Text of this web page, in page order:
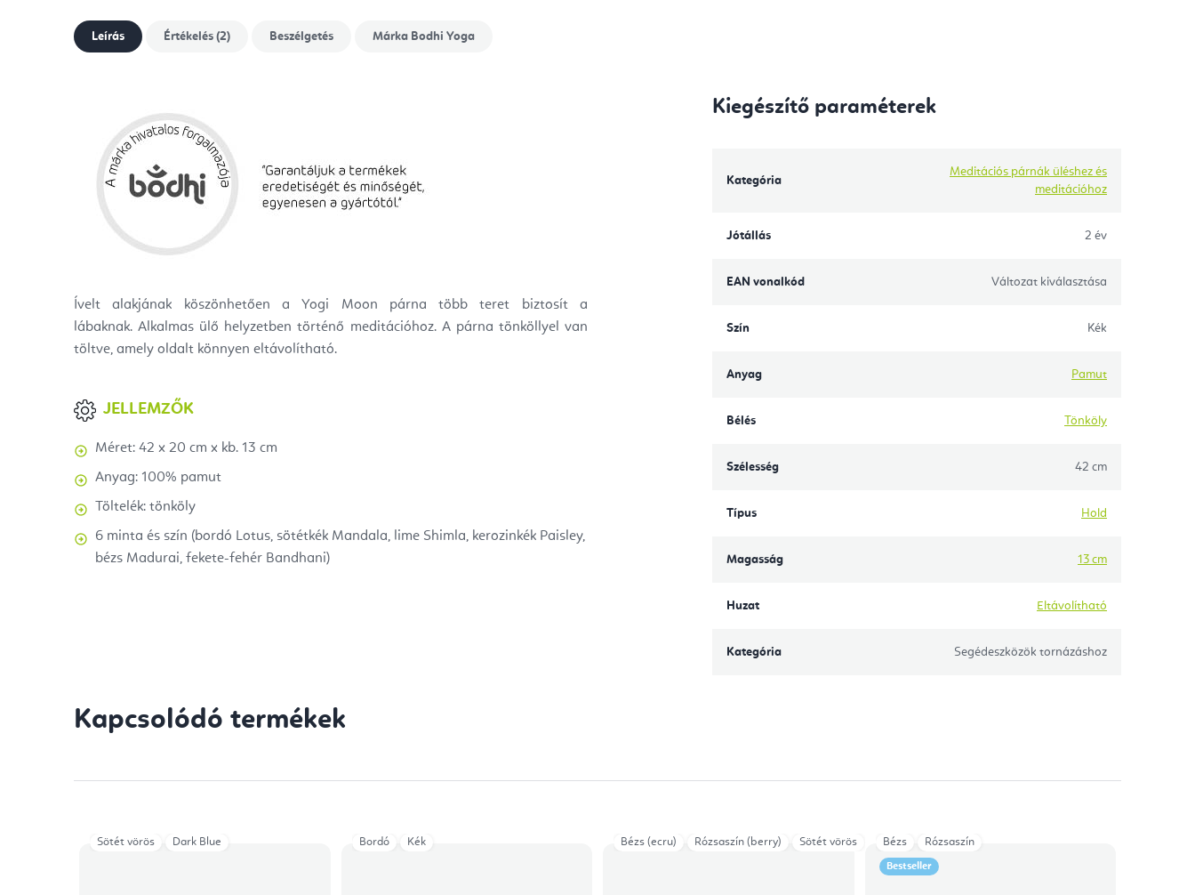
Leírás Értékelés (2) Beszélgetés Márka Bodhi Yoga
Ívelt alakjának köszönhetően a Yogi Moon párna több teret biztosít a
lábaknak.Alkalmas ülő helyzetben történő meditációhoz. A párna tönköllyel van
töltve, amely oldalt könnyen eltávolítható.
JELLEMZŐK
Méret: 42 x 20 cm x kb. 13 cm
Anyag: 100% pamut
Töltelék: tönköly
6 minta és szín (bordó Lotus, sötétkék Mandala, lime Shimla, kerozinkék Paisley,
bézs Madurai, fekete-fehér Bandhani)
Kiegészítő paraméterek
Kategória
Meditációs párnák üléshez és
meditációhoz
Jótállás 2 év
EAN vonalkód Változat kiválasztása
Szín Kék
Anyag Pamut
Bélés Tönköly
Szélesség 42 cm
Típus Hold
Magasság 13 cm
Huzat Eltávolítható
Kategória Segédeszközök tornázáshoz
Kapcsolódó termékek
Sötét vörös Dark Blue Bordó Kék Bézs (ecru) Rózsaszín (berry) Sötét vörös Sötétkék Taupe
Bestseller
Bézs Rózsaszín